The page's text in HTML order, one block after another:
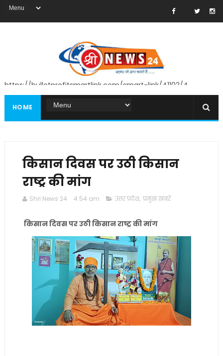
https://bulletprofitsmartlink.com/smart-link/41102/4
HOME
किसान दिवस पर उठी किसान
राष्ट्र की मांग
Shri News 24 4:54 am उत्तर प्रदेश, प्रमुख खबरें
किसान दिवस पर उठी किसान राष्ट्र की मांग